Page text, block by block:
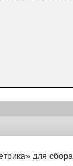
в его
(c) |Вестник
для